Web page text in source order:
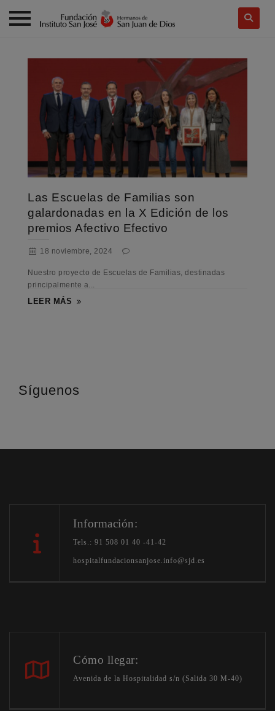
Las Escuelas de Familias son
galardonadas en la X Edición de los
premios Afectivo Efectivo
18 noviembre, 2024
Nuestro proyecto de Escuelas de Familias, destinadas
principalmente a...
LEER MÁS
Síguenos
Información:
Tels.: 91 508 01 40 -41-42
hospitalfundacionsanjose.info@sjd.es
Cómo llegar:
Avenida de la Hospitalidad s/n (Salida 30 M-40)